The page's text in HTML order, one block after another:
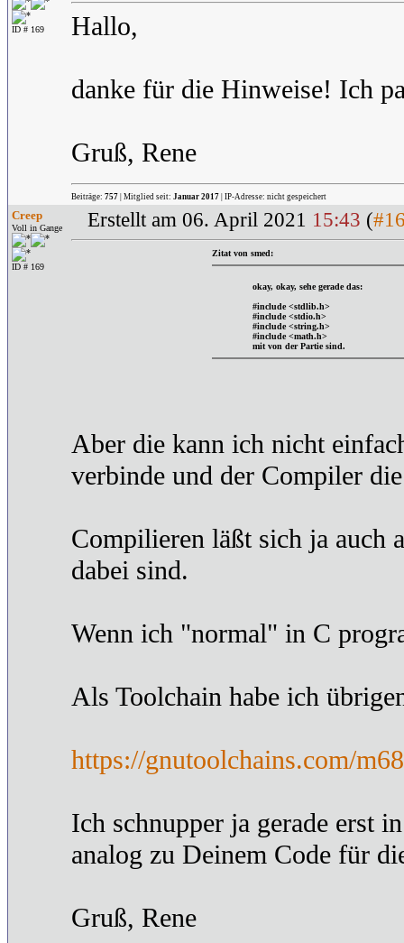
ID # 169 Hallo,
danke für die Hinweise! Ich
Gruß, Rene
Beiträge: 757 | Mitglied seit: Januar 2017 | IP-Adresse: nicht gespeichert
Creep
Voll in Gange
ID # 169
Erstellt am 06. April 2021 15:43 (
Zitat von smed:
okay, okay, sehe gerade das:
#include <stdlib.h>
#include <stdio.h>
#include <string.h>
#include <math.h>
mit von der Partie sind.
Aber die kann ich nicht
verbinde und der Compiler
Compilieren läßt sich ja auch
dabei sind.
Wenn ich "normal" in C
Als Toolchain habe ich
https://gnutoolchains.com/
Ich schnupper ja gerade erst
analog zu Deinem Code für
Gruß, Rene